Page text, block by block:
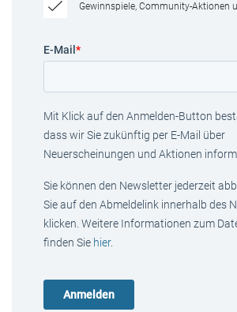
Gewinnspiele, Community-Aktionen
E-Mail *
Mit Klick auf den Anmelden-Button
dass wir Sie zukünftig per E-Mail über
Neuerscheinungen und Aktionen
Sie können den Newsletter jederzeit
Sie auf den Abmeldelink innerhalb des
klicken. Weitere Informationen zum
finden Sie hier.